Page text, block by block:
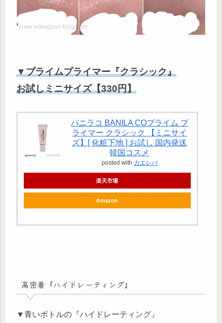
▼プライムプライマー『クラシック』
お試しミニサイズ【330円】
バニラコ BANILA COプライム プ
ライマー クラシック 【ミニサイ
ズ】[ 化粧下地 ] お試し 国内発送
韓国コスメ
posted with カエレバ
楽天市場
Amazon
高密着『ハイドレーティング』
▼青いボトルの『ハイドレーティング』